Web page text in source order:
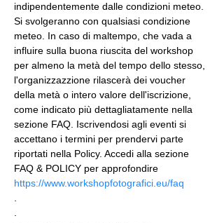
indipendentemente dalle condizioni meteo.
Si svolgeranno con qualsiasi condizione
meteo. In caso di maltempo, che vada a
influire sulla buona riuscita del workshop
per almeno la metà del tempo dello stesso,
l'organizzazzione rilascerà dei voucher
della metà o intero valore dell'iscrizione,
come indicato più dettagliatamente nella
sezione FAQ. Iscrivendosi agli eventi si
accettano i termini per prendervi parte
riportati nella Policy. Accedi alla sezione
FAQ & POLICY per approfondire
https://www.workshopfotografici.eu/faq